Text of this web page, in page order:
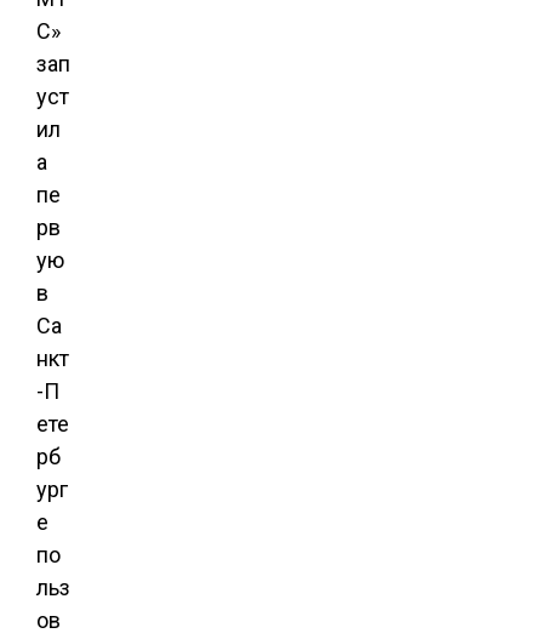
С»
зап
уст
ил
а
пе
рв
ую
в
Са
нкт
-П
ете
рб
ург
е
по
льз
ов